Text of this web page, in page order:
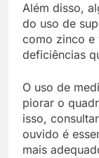
Além disso,
do uso de
como zinco e
deficiências
O uso de
piorar o
isso,
ouvido é
mais